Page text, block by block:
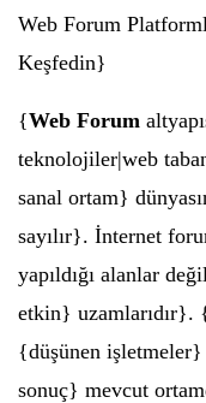
Web Forum
Keşfedin}
{Web Forum
teknolojiler|web
sanal ortam}
sayılır}. İnternet
yapıldığı alanlar
etkin} uzamlarıdır}.
{düşünen
sonuç} mevcut